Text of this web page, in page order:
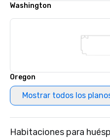
Washington
Oregon
Mostrar todos los
Habitaciones para